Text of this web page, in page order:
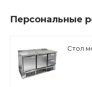
Персональные
Стол